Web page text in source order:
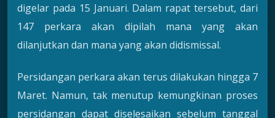
digelar pada 15 Januari. Dalam rapat tersebut, dari
147 perkara akan dipilah mana yang akan
dilanjutkan dan mana yang akan didismissal.
Persidangan perkara akan terus dilakukan hingga 7
Maret. Namun, tak menutup kemungkinan proses
persidangan dapat diselesaikan sebelum tanggal